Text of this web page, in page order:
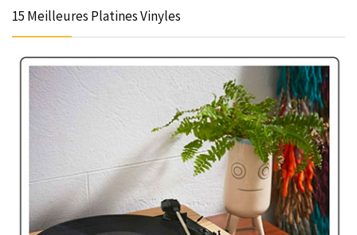
15 Meilleures Platines Vinyles